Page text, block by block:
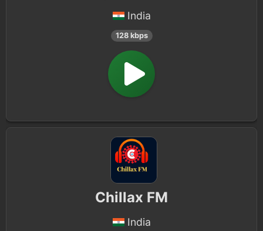
India
128 kbps
Chillax FM
India